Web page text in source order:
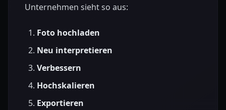
Unternehmen sieht so aus:
Foto hochladen
Neu interpretieren
Verbessern
Hochskalieren
Exportieren